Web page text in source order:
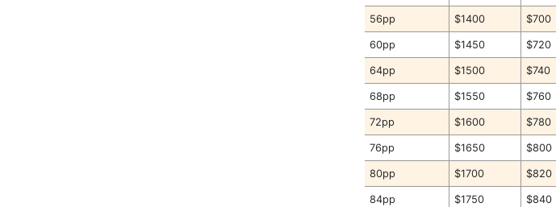
56pp $1400 $700
60pp $1450 $720
64pp $1500 $740
68pp $1550 $760
72pp $1600 $780
76pp $1650 $800
80pp $1700 $820
84pp $1750 $840